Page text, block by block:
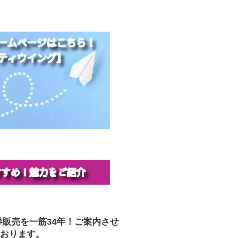
販売を一筋34年！ご案内させ
ります。